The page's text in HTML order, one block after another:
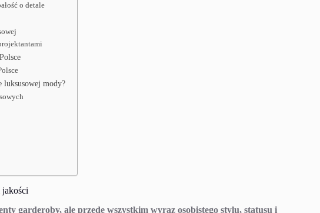
o detale
luksusowej mody?
garderoby, ale przede wszystkim wyraz osobistego stylu, statusu i